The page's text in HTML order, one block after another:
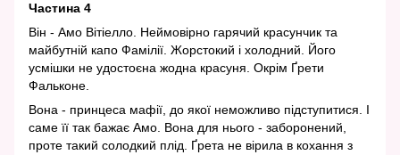
Частина 4
Він - Амо Вітіелло. Неймовірно гарячий красунчик та
майбутній капо Фамілії. Жорстокий і холодний. Його
усмішки не удостоєна жодна красуня. Окрім Ґрети
Фальконе.
Вона - принцеса мафії, до якої неможливо підступитися. І
саме її так бажає Амо. Вона для нього - заборонений,
проте такий солодкий плід. Ґрета не вірила в кохання з